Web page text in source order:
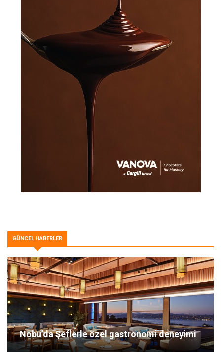
GÜNCEL HABERLER
Nobu’da Şeflerle özel gastronomi deneyimi